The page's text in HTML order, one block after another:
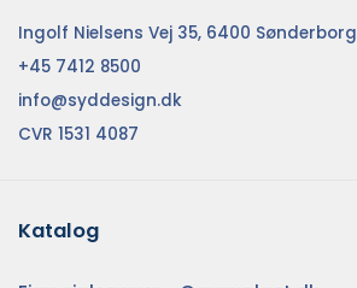
Ingolf Nielsens Vej 35, 6400 Sønderborg
+45 7412 8500
info@syddesign.dk
CVR 1531 4087
Katalog